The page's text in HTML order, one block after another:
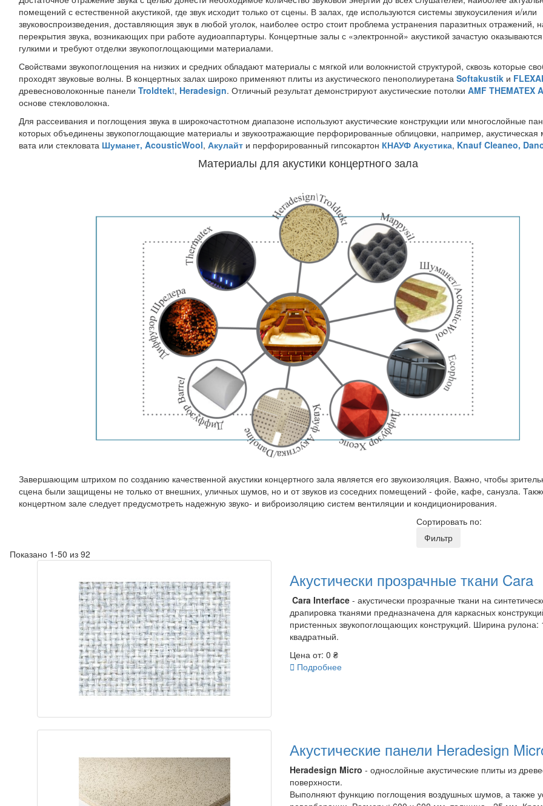
помещений с естественной акустикой, где звук исходит только от сцены. В залах, где используются системы звукоусиления и/или
звуковоспроизведения, доставляющия звук в любой уголок, наиболее остро стоит проблема устранения паразитных отражений,
перекрытия звука, возникающих при работе аудиоаппартуры. Концертные залы с «электронной» акустикой зачастую
гулкими и требуют отделки звукопоглощающими материалами.
Свойствами звукопоглощения на низких и средних обладают материалы с мягкой или волокнистой структурой, сквозь которые
проходят звуковые волны. В концертных залах широко применяют плиты из акустического пенополиуретана Softakustik и
древесноволоконные панели Troldtekt, Heradesign. Отличный результат демонстрируют акустические потолки AMF THEMATEX
основе стекловолокна.
Для рассеивания и поглощения звука в широкочастотном диапазоне используют акустические конструкции или многослойные
которых объединены звукопоглощающие материалы и звукоотражающие перфорированные облицовки, например, акустическая
вата или стекловата Шуманет, AcousticWool, Акулайт и перфорированный гипсокартон КНАУФ Акустика, Knauf Cleaneo,
Материалы для акустики концертного зала
Завершающим штрихом по созданию качественной акустики концертного зала является его звукоизоляция. Важно, чтобы
сцена были защищены не только от внешних, уличных шумов, но и от звуков из соседних помещений - фойе, кафе, санузла.
концертном зале следует предусмотреть надежную звуко- и виброизоляцию систем вентиляции и кондиционирования.
Сортировать по:
Фильтр
Показано 1-50 из 92
Акустически прозрачные ткани Cara
Cara Interface - акустически прозрачные ткани на
драпировка тканями предназначена для каркасных
пристенных звукопоглощающих конструкций. Ширина
квадратный.
Цена от:0 ₴
 Подробнее
Акустические панели Heradesign
Heradesign Micro - однослойные акустические плиты из
поверхности.
Выполняют функцию поглощения воздушных шумов, а также